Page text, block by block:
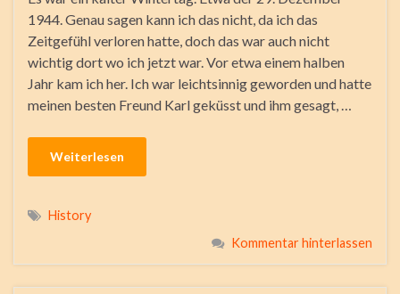
1944. Genau sagen kann ich das nicht, da ich das
Zeitgefühl verloren hatte, doch das war auch nicht
wichtig dort wo ich jetzt war. Vor etwa einem halben
Jahr kam ich her. Ich war leichtsinnig geworden und hatte
meinen besten Freund Karl geküsst und ihm gesagt, …
Weiterlesen
History
Kommentar hinterlassen